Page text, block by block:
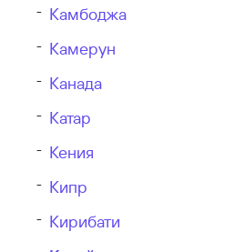
Камбоджа
Камерун
Канада
Катар
Кения
Кипр
Кирибати